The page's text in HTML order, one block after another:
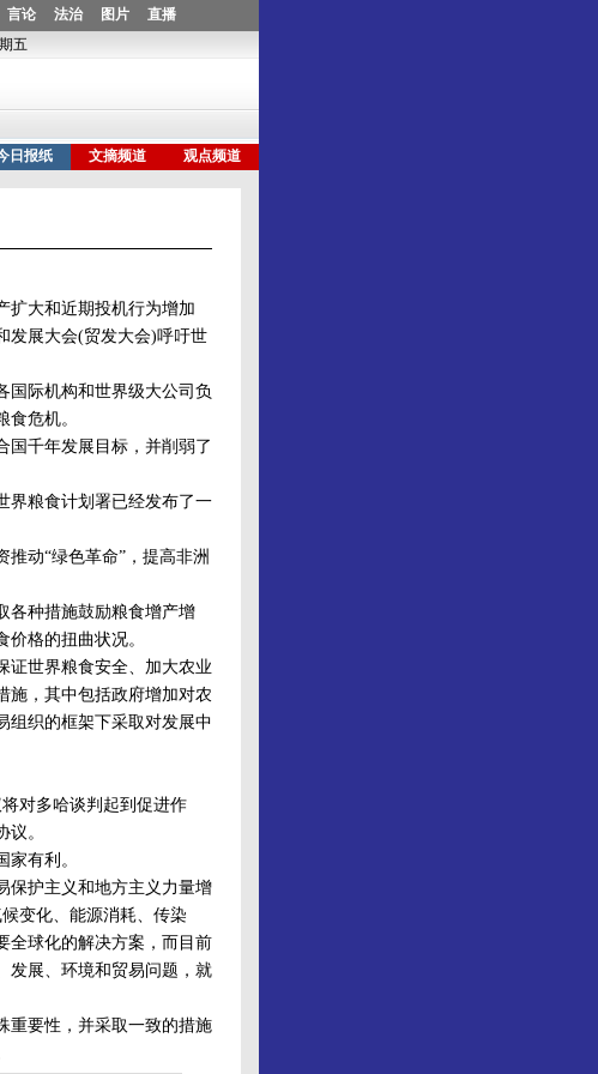
大和近期投机行为增加
发展大会(贸发大会)呼吁世
际机构和世界级大公司负
危机。
千年发展目标，并削弱了
粮食计划署已经发布了一
动“绿色革命”，提高非洲
种措施鼓励粮食增产增
格的扭曲状况。
世界粮食安全、加大农业
施，其中包括政府增加对农
组织的框架下采取对发展中
对多哈谈判起到促进作
。
有利。
护主义和地方主义力量增
变化、能源消耗、传染
全球化的解决方案，而目前
发展、环境和贸易问题，就
要性，并采取一致的措施